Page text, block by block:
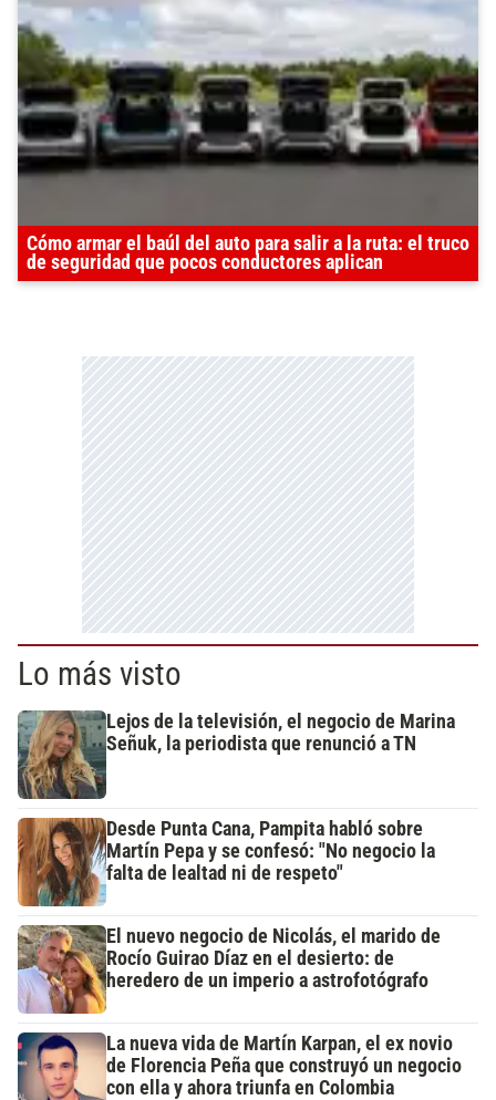
Cómo armar el baúl del auto para salir a la ruta: el truco
de seguridad que pocos conductores aplican
Lo más visto
Lejos de la televisión, el negocio de Marina
Señuk, la periodista que renunció a TN
Desde Punta Cana, Pampita habló sobre
Martín Pepa y se confesó: "No negocio la
falta de lealtad ni de respeto"
El nuevo negocio de Nicolás, el marido de
Rocío Guirao Díaz en el desierto: de
heredero de un imperio a astrofotógrafo
La nueva vida de Martín Karpan, el ex novio
de Florencia Peña que construyó un negocio
con ella y ahora triunfa en Colombia